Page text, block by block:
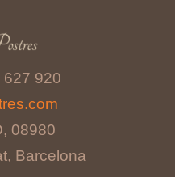
920
08980
Barcelona